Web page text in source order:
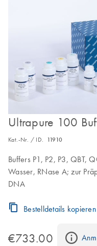
Ultrapure 100
Kat.-Nr. / ID. 11910
Buffers P1, P2, P3, QBT,
Wasser, RNase A; zur
DNA
Bestelldetails kopieren
€733.00